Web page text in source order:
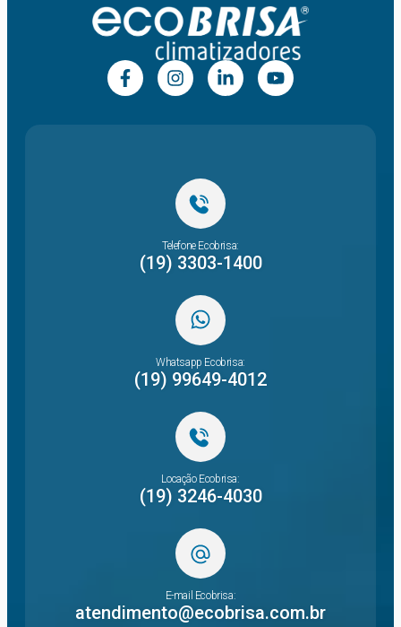
Telefone Ecobrisa:
(19) 3303-1400
Whatsapp Ecobrisa:
(19) 99649-4012
Locação Ecobrisa:
(19) 3246-4030
E-mail Ecobrisa:
atendimento@ecobrisa.com.br